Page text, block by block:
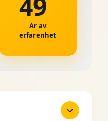
År av
erfarenhet